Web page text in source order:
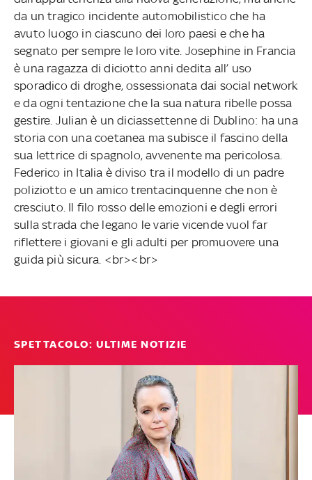
da un tragico incidente automobilistico che ha
avuto luogo in ciascuno dei loro paesi e che ha
segnato per sempre le loro vite. Josephine in Francia
è una ragazza di diciotto anni dedita all’ uso
sporadico di droghe, ossessionata dai social network
e da ogni tentazione che la sua natura ribelle possa
gestire. Julian è un diciassettenne di Dublino: ha una
storia con una coetanea ma subisce il fascino della
sua lettrice di spagnolo, avvenente ma pericolosa.
Federico in Italia è diviso tra il modello di un padre
poliziotto e un amico trentacinquenne che non è
cresciuto. Il filo rosso delle emozioni e degli errori
sulla strada che legano le varie vicende vuol far
riflettere i giovani e gli adulti per promuovere una
guida più sicura. <br><br>
SPETTACOLO: ULTIME NOTIZIE